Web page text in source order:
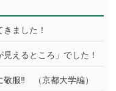
ました！
えるところ」でした！
敬服‼ （京都大学編）